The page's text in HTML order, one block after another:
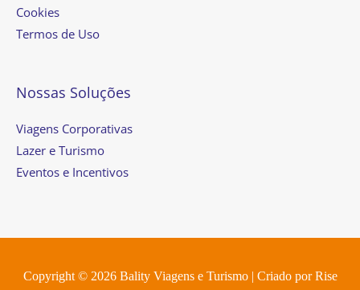
Cookies
Termos de Uso
Nossas Soluções
Viagens Corporativas
Lazer e Turismo
Eventos e Incentivos
Copyright © 2026 Bality Viagens e Turismo| Criado porRise